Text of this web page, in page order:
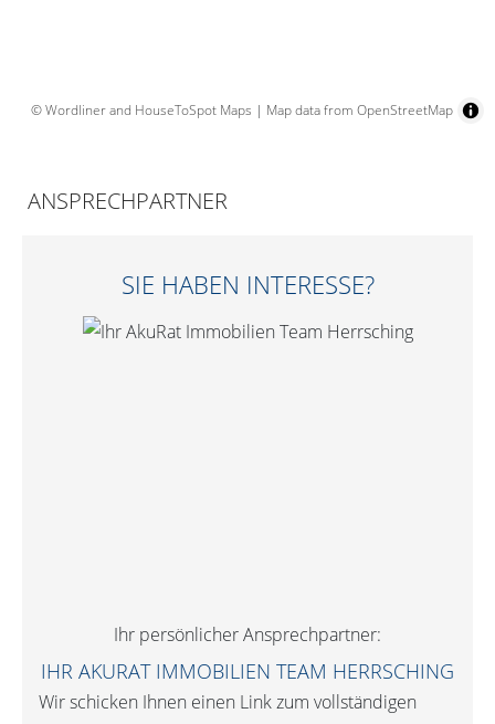
© Wordliner and HouseToSpot Maps | Map data from OpenStreetMap
ANSPRECHPARTNER
SIE HABEN INTERESSE?
Ihr persönlicher Ansprechpartner:
IHR AKURAT IMMOBILIEN TEAM HERRSCHING
Wir schicken Ihnen einen Link zum vollständigen